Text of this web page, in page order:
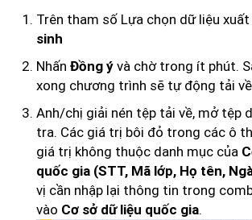
Trên tham số Lựa chọn dữ liệu
sinh
Nhấn Đồng ý và chờ trong ít phút.
xong chương trình sẽ tự động tải
Anh/chị giải nén tệp tải về, mở tệp
tra. Các giá trị bôi đỏ trong các ô
giá trị không thuộc danh mục của
quốc gia (STT, Mã lớp, Họ tên,
vị cần nhập lại thông tin trong
vào Cơ sở dữ liệu quốc gia.